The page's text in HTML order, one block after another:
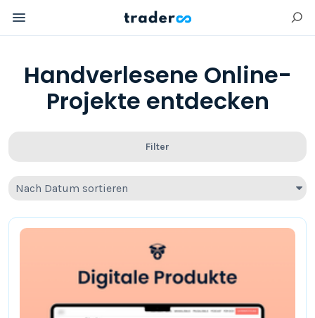
Handverlesene Online-
Projekte entdecken
Filter
Nach Datum sortieren